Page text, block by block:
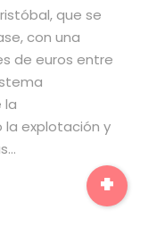
que se
con una
de euros entre
la
la explotación y
+